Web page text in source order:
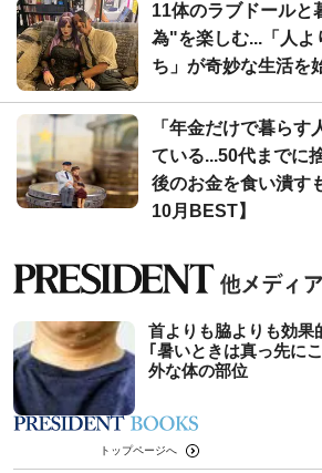
11体のラブドールと
為"を楽しむ...「人よ
ち」が奇妙な生活を
「年金だけで暮らす
ている...50代までに
後のお金を食い潰す
10月BEST】
首よりも脇よりも効
｢暑いときは真っ先に
外な体の部位
トップページへ